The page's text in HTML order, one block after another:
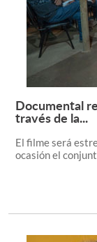
Documental
través de la...
El filme será
ocasión el